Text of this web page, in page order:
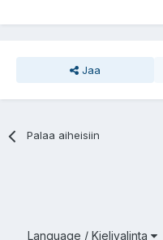
Jaa
Palaa aiheisiin
Language / Kielivalinta